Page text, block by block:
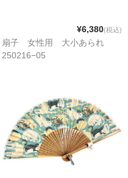
¥6,380(税込)
扇子 女性用 大小あられ
250216−05